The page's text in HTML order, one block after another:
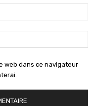
:*
:
web dans ce navigateur